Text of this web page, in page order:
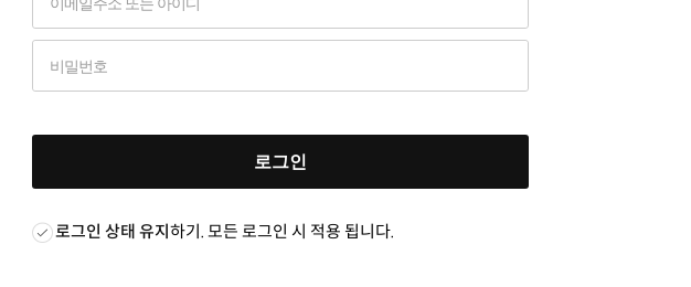
로그인
로그인 상태 유지하기. 모든 로그인 시 적용 됩니다.